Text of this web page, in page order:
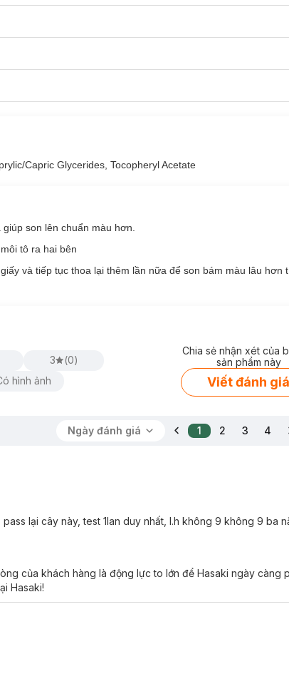
như bơ, dầu hoa Anh Thảo, Vitamin C, chiết xuất mận
Capric Glycerides, Tocopheryl Acetate
son lên chuẩn màu hơn.
tô ra hai bên
và tiếp tục thoa lại thêm lần nữa để son bám màu lâu hơn
3 (0)
hình ảnh
Chia sẻ nhận xét của
sản phẩm này
Viết đánh giá
Ngày đánh giá 1 2 3 4
lại cây này, test 1lan duy nhất, l.h không 9 không 9 ba
của khách hàng là động lực to lớn để Hasaki ngày càng
Hasaki!